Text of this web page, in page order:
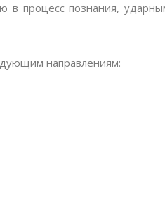
в процесс познания,
направлениям: